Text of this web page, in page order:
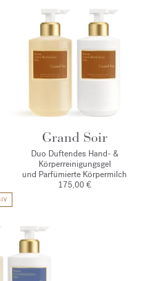
Grand Soir
Duo Duftendes Hand- &
Körperreinigungsgel
und Parfümierte Körpermilch
175,00 €